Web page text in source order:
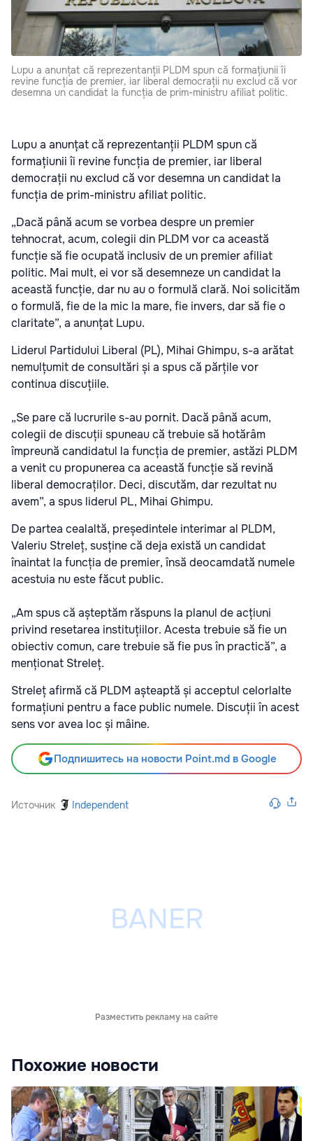
Lupu a anunțat că reprezentanții PLDM spun că formațiunii îi
revine funcția de premier, iar liberal democrații nu exclud că vor
desemna un candidat la funcția de prim-ministru afiliat politic.
Lupu a anunțat că reprezentanții PLDM spun că
formațiunii îi revine funcția de premier, iar liberal
democrații nu exclud că vor desemna un candidat la
funcția de prim-ministru afiliat politic.
„Dacă până acum se vorbea despre un premier
tehnocrat, acum, colegii din PLDM vor ca această
funcție să fie ocupată inclusiv de un premier afiliat
politic. Mai mult, ei vor să desemneze un candidat la
această funcție, dar nu au o formulă clară. Noi solicităm
o formulă, fie de la mic la mare, fie invers, dar să fie o
claritate”, a anunțat Lupu.
Liderul Partidului Liberal (PL), Mihai Ghimpu, s-a arătat
nemulțumit de consultări și a spus că părțile vor
continua discuțiile.
„Se pare că lucrurile s-au pornit. Dacă până acum,
colegii de discuții spuneau că trebuie să hotărâm
împreună candidatul la funcția de premier, astăzi PLDM
a venit cu propunerea ca această funcție să revină
liberal democraților. Deci, discutăm, dar rezultat nu
avem”, a spus liderul PL, Mihai Ghimpu.
De partea cealaltă, președintele interimar al PLDM,
Valeriu Streleț, susține că deja există un candidat
înaintat la funcția de premier, însă deocamdată numele
acestuia nu este făcut public.
„Am spus că așteptăm răspuns la planul de acțiuni
privind resetarea instituțiilor. Acesta trebuie să fie un
obiectiv comun, care trebuie să fie pus în practică”, a
menționat Streleț.
Streleț afirmă că PLDM așteaptă și acceptul celorlalte
formațiuni pentru a face public numele. Discuții în acest
sens vor avea loc și mâine.
Подпишитесь на новости Point.md в Google
Источник Independent
Разместить рекламу на сайте
Похожие новости